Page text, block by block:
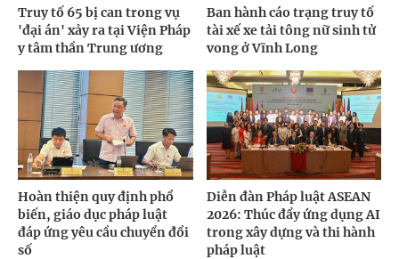
Truy tố 65 bị can trong vụ
'đại án' xảy ra tại Viện Pháp
y tâm thần Trung ương
Ban hành cáo trạng truy tố
tài xế xe tải tông nữ sinh tử
vong ở Vĩnh Long
Hoàn thiện quy định phổ
biến, giáo dục pháp luật
đáp ứng yêu cầu chuyển đổi
số
Diễn đàn Pháp luật ASEAN
2026: Thúc đẩy ứng dụng AI
trong xây dựng và thi hành
pháp luật